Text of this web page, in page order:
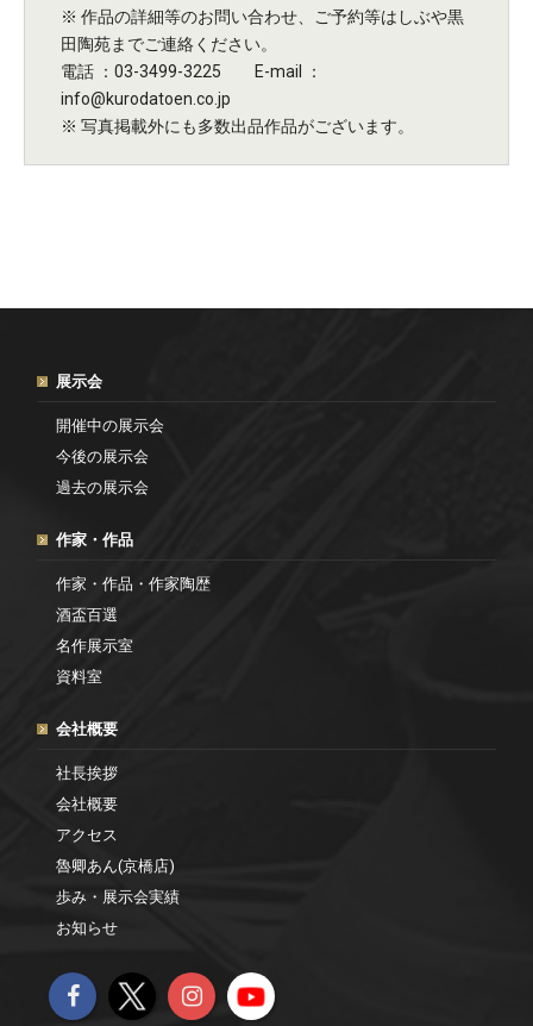
※ 作品の詳細等のお問い合わせ、ご予約等はしぶや黒
田陶苑までご連絡ください。
電話 ：03-3499-3225 E-mail ：
info@kurodatoen.co.jp
※ 写真掲載外にも多数出品作品がございます。
展示会
開催中の展示会
今後の展示会
過去の展示会
作家・作品
作家・作品・作家陶歴
酒盃百選
名作展示室
資料室
会社概要
社長挨拶
会社概要
アクセス
魯卿あん(京橋店)
歩み・展示会実績
お知らせ